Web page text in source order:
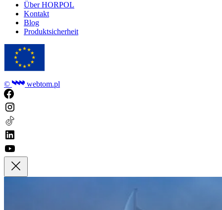
Über HORPOL
Kontakt
Blog
Produktsicherheit
© webtom.pl